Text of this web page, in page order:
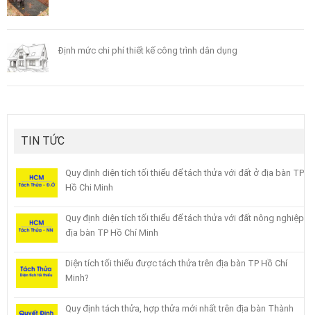
Định mức chi phí thiết kế công trình dân dụng
TIN TỨC
Quy định diện tích tối thiểu để tách thửa với đất ở địa bàn TP
Hồ Chi Minh
Quy định diện tích tối thiểu để tách thửa với đất nông nghiệp
địa bàn TP Hồ Chí Minh
Diện tích tối thiểu được tách thửa trên địa bàn TP Hồ Chí
Minh?
Quy định tách thửa, hợp thửa mới nhất trên địa bàn Thành